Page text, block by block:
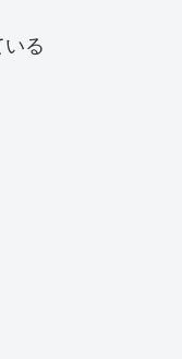
る